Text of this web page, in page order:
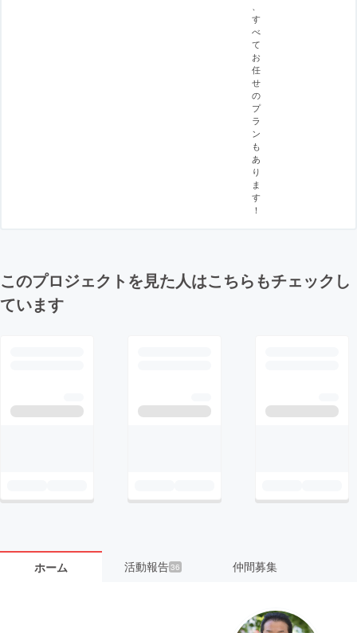
す
べ
て
お
任
せ
の
プ
ラ
ン
も
あ
り
ま
す
！
このプロジェクトを見た人はこちらもチェックし
ています
ホーム 活動報告36 仲間募集